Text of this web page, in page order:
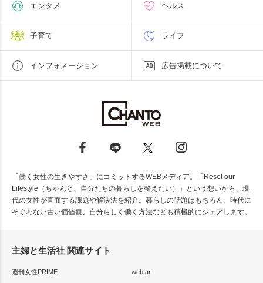
エンタメ ヘルス
子育て ライフ
インフォメーション 広告掲載について
「働く女性の生きやすさ」にコミットするWEBメディア。「Reset our
Lifestyle（ちゃんと、自分たちの暮らしを整えたい）」という想いから、現
代の女性が直面する課題や解決法を紹介。暮らしの話題はもちろん、時代に
そぐわない古い価値観、自分らしく働く方法なども積極的にシェアします。
主婦と生活社 関連サイト
週刊女性PRIME
web!ar